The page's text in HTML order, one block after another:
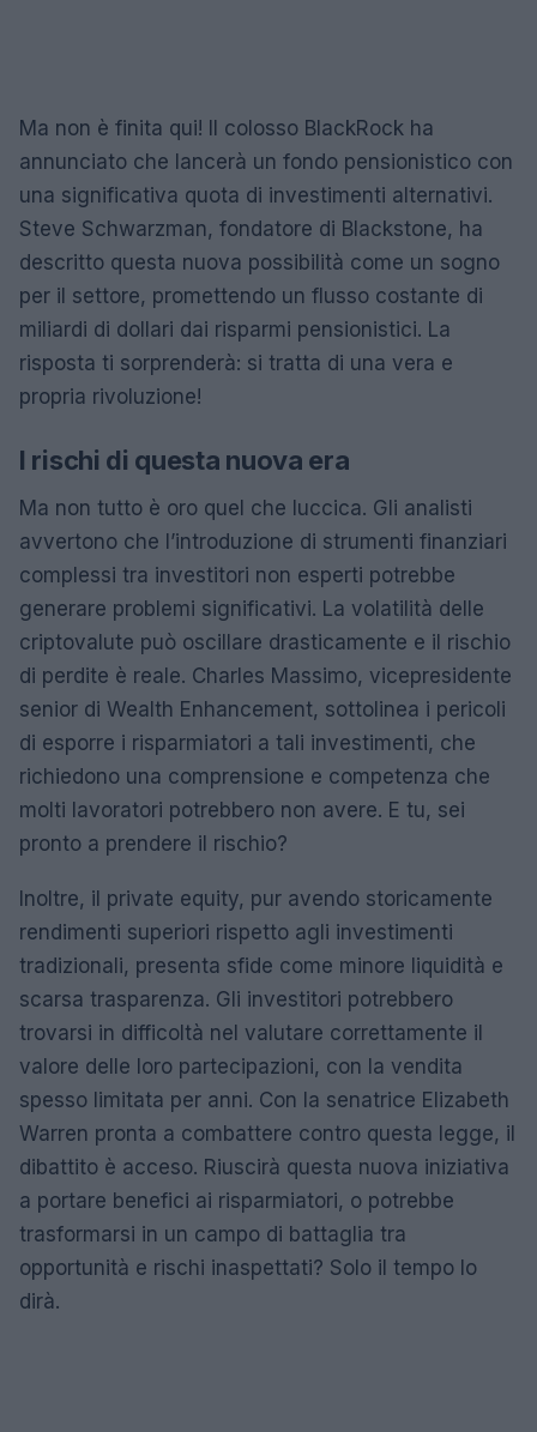
Ma non è finita qui! Il colosso BlackRock ha
annunciato che lancerà un fondo pensionistico con
una significativa quota di investimenti alternativi.
Steve Schwarzman, fondatore di Blackstone, ha
descritto questa nuova possibilità come un sogno
per il settore, promettendo un flusso costante di
miliardi di dollari dai risparmi pensionistici. La
risposta ti sorprenderà: si tratta di una vera e
propria rivoluzione!
I rischi di questa nuova era
Ma non tutto è oro quel che luccica. Gli analisti
avvertono che l’introduzione di strumenti finanziari
complessi tra investitori non esperti potrebbe
generare problemi significativi. La volatilità delle
criptovalute può oscillare drasticamente e il rischio
di perdite è reale. Charles Massimo, vicepresidente
senior di Wealth Enhancement, sottolinea i pericoli
di esporre i risparmiatori a tali investimenti, che
richiedono una comprensione e competenza che
molti lavoratori potrebbero non avere. E tu, sei
pronto a prendere il rischio?
Inoltre, il private equity, pur avendo storicamente
rendimenti superiori rispetto agli investimenti
tradizionali, presenta sfide come minore liquidità e
scarsa trasparenza. Gli investitori potrebbero
trovarsi in difficoltà nel valutare correttamente il
valore delle loro partecipazioni, con la vendita
spesso limitata per anni. Con la senatrice Elizabeth
Warren pronta a combattere contro questa legge, il
dibattito è acceso. Riuscirà questa nuova iniziativa
a portare benefici ai risparmiatori, o potrebbe
trasformarsi in un campo di battaglia tra
opportunità e rischi inaspettati? Solo il tempo lo
dirà.